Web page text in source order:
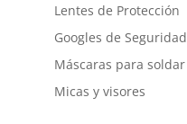
Lentes de Protección
Googles de Seguridad
Máscaras para soldar
Micas y visores